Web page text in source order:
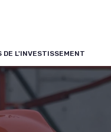
DE L'INVESTISSEMENT